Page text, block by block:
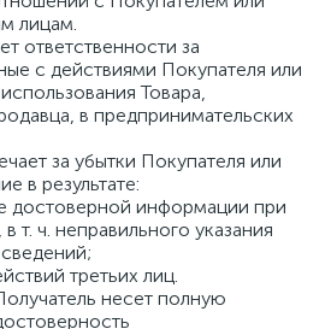
лицам.
ответственности за
с действиями Покупателя или
Товара,
в предпринимательских
за убытки Покупателя или
в результате:
достоверной информации при
т. ч. неправильного указания
третьих лиц.
несет полную